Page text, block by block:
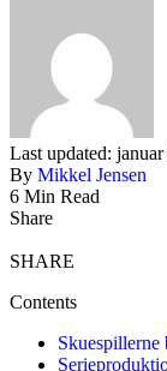
Last updated:
By Mikkel Jensen
6 Min Read
Share
SHARE
Contents
Skuespillerne